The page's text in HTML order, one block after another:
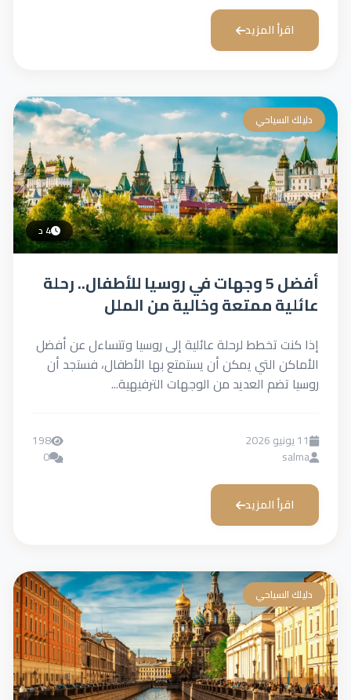
اقرأ المزيد
دليلك السياحي
4 د
أفضل 5 وجهات في روسيا للأطفال.. رحلة
عائلية ممتعة وخالية من الملل
إذا كنت تخطط لرحلة عائلية إلى روسيا وتتساءل عن أفضل
الأماكن التي يمكن أن يستمتع بها الأطفال، فستجد أن
روسيا تضم العديد من الوجهات الترفيهية...
11 يونيو 2026
salma
198
0
اقرأ المزيد
دليلك السياحي